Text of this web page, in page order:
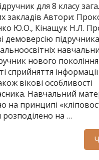
для 8 класу
закладів Автори:
Ю.О., Кінащук Н.Л.
демоверсію
нового
сприйняття
вікові особливості
Навчальний
на принципі
на …